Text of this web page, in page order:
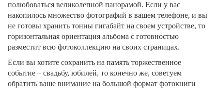
полюбоваться великолепной панорамой. Если у вас
накопилось множество фотографий в вашем телефоне, и вы
не готовы хранить тонны гигабайт на своем устройстве, то
горизонтальная ориентация альбома с готовностью
разместит всю фотоколлекцию на своих страницах.
Если вы хотите сохранить на память торжественное
событие – свадьбу, юбилей, то конечно же, советуем
обратить ваше внимание на большой формат фотокниги